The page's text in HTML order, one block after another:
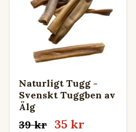
Naturligt Tugg -
Svenskt Tuggben av
Älg
39 kr 35 kr